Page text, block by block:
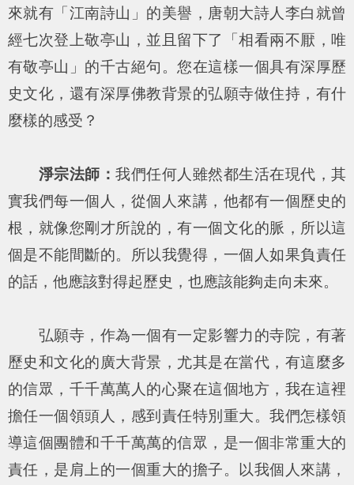
來就有「江南詩山」的美譽，唐朝大詩人李白就曾
經七次登上敬亭山，並且留下了「相看兩不厭，唯
有敬亭山」的千古絕句。您在這樣一個具有深厚歷
史文化，還有深厚佛教背景的弘願寺做住持，有什
麼樣的感受？
淨宗法師： 我們任何人雖然都生活在現代，其
實我們每一個人，從個人來講，他都有一個歷史的
根，就像您剛才所說的，有一個文化的脈，所以這
個是不能間斷的。所以我覺得，一個人如果負責任
的話，他應該對得起歷史，也應該能夠走向未來。
弘願寺，作為一個有一定影響力的寺院，有著
歷史和文化的廣大背景，尤其是在當代，有這麼多
的信眾，千千萬萬人的心聚在這個地方，我在這裡
擔任一個領頭人，感到責任特別重大。我們怎樣領
導這個團體和千千萬萬的信眾，是一個非常重大的
責任，是肩上的一個重大的擔子。以我個人來講，